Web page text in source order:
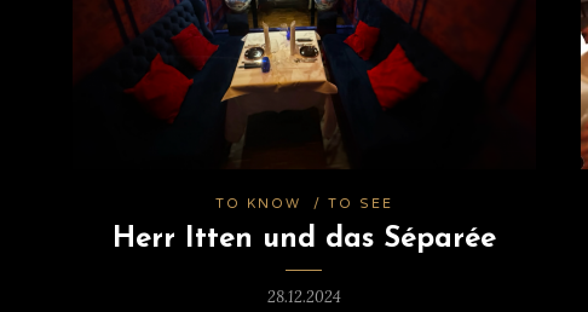
TO KNOW / TO SEE
Herr Itten und das Séparée
28.12.2024